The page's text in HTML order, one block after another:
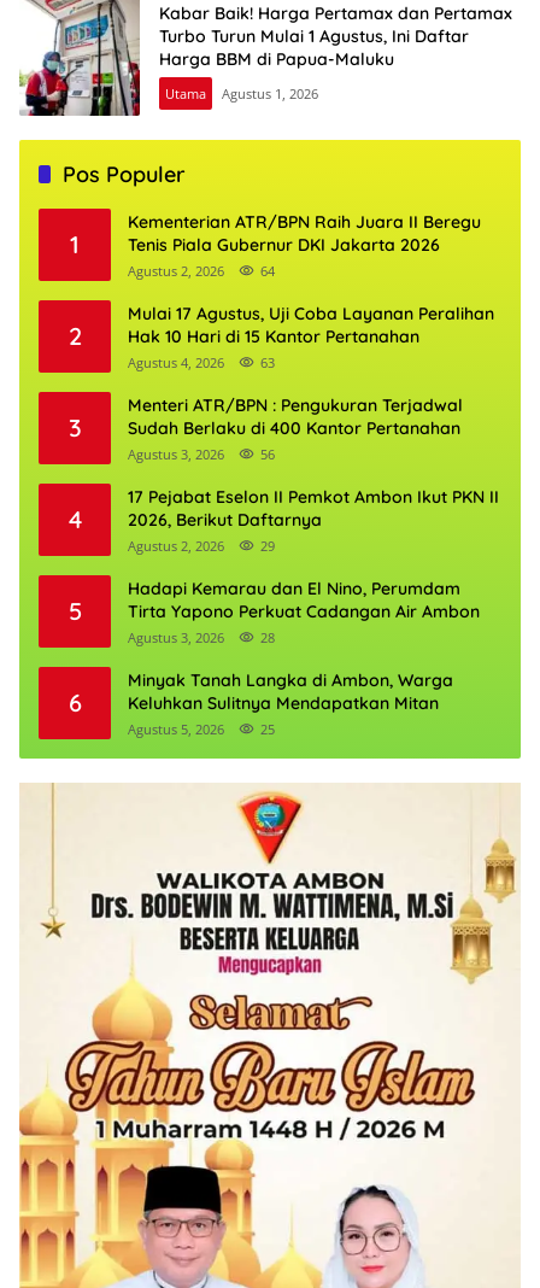
Kabar Baik! Harga Pertamax dan Pertamax
Turbo Turun Mulai 1 Agustus, Ini Daftar
Harga BBM di Papua-Maluku
Utama Agustus 1, 2026
Pos Populer
1
Kementerian ATR/BPN Raih Juara II Beregu
Tenis Piala Gubernur DKI Jakarta 2026
Agustus 2, 2026 64
2
Mulai 17 Agustus, Uji Coba Layanan Peralihan
Hak 10 Hari di 15 Kantor Pertanahan
Agustus 4, 2026 63
3
Menteri ATR/BPN : Pengukuran Terjadwal
Sudah Berlaku di 400 Kantor Pertanahan
Agustus 3, 2026 56
4
17 Pejabat Eselon II Pemkot Ambon Ikut PKN II
2026, Berikut Daftarnya
Agustus 2, 2026 29
5
Hadapi Kemarau dan El Nino, Perumdam
Tirta Yapono Perkuat Cadangan Air Ambon
Agustus 3, 2026 28
6
Minyak Tanah Langka di Ambon, Warga
Keluhkan Sulitnya Mendapatkan Mitan
Agustus 5, 2026 25